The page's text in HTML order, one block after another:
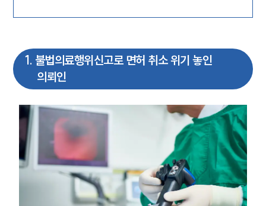
1 . 불법의료행위신고로 면허 취소 위기 놓인
의뢰인